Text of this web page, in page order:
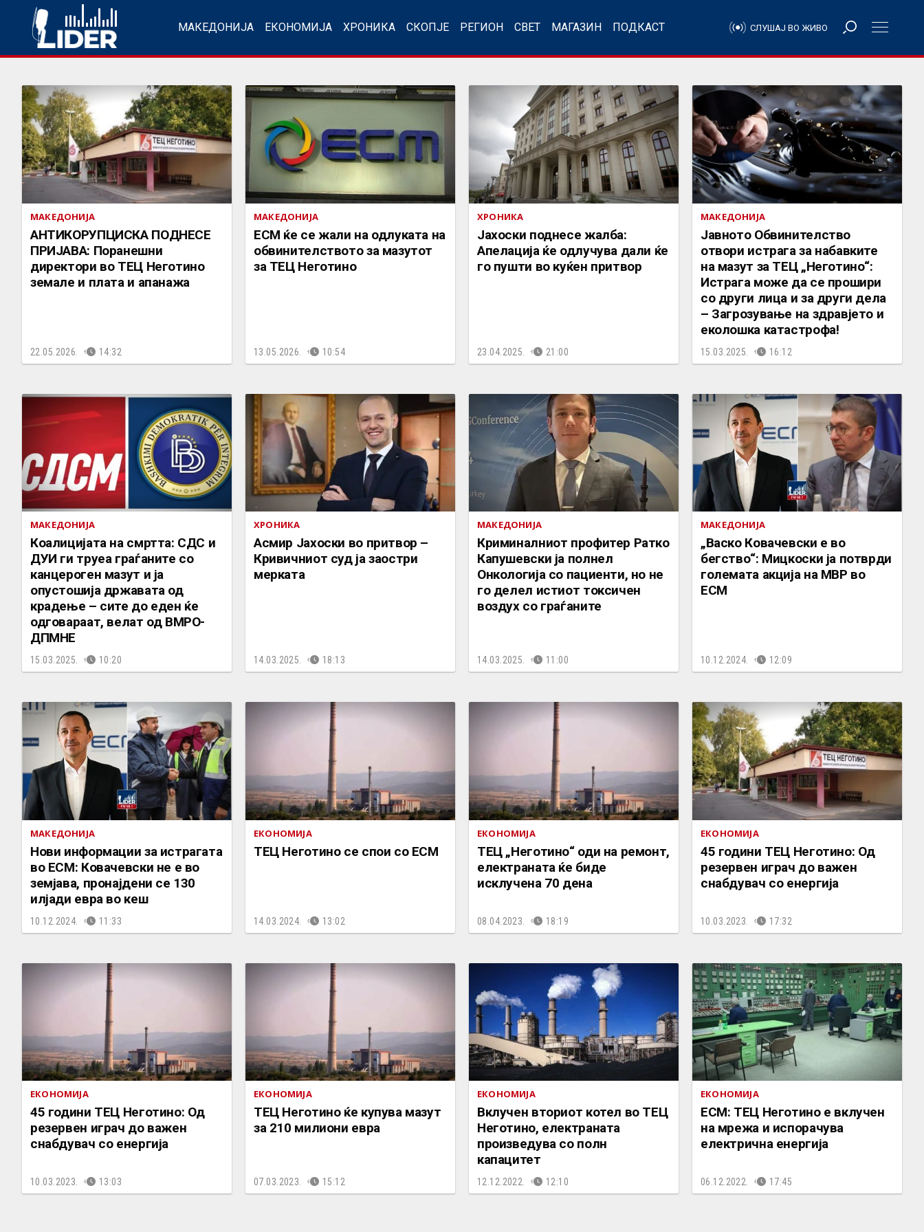
МАКЕДОНИЈА ЕКОНОМИЈА ХРОНИКА СКОПЈЕ РЕГИОН СВЕТ МАГАЗИН ПОДКАСТ СЛУШАЈ ВО ЖИВО
МАКЕДОНИЈА
АНТИКОРУПЦИСКА ПОДНЕСЕ
ПРИЈАВА: Поранешни
директори во ТЕЦ Неготино
земале и плата и апанажа
22.05.2026. 14:32
МАКЕДОНИЈА
ЕСМ ќе се жали на одлуката на
обвинителството за мазутот
за ТЕЦ Неготино
13.05.2026. 10:54
ХРОНИКА
Јахоски поднесе жалба:
Апелација ќе одлучува дали ќе
го пушти во куќен притвор
23.04.2025. 21:00
МАКЕДОНИЈА
Јавното Обвинителство
отвори истрага за набавките
на мазут за ТЕЦ „Неготино“:
Истрага може да се прошири
со други лица и за други дела
– Загрозување на здравјето и
еколошка катастрофа!
15.03.2025. 16:12
МАКЕДОНИЈА
Коалицијата на смртта: СДС и
ДУИ ги труеа граѓаните со
канцероген мазут и ја
опустошија државата од
крадење – сите до еден ќе
одговараат, велат од ВМРО-
ДПМНЕ
15.03.2025. 10:20
ХРОНИКА
Асмир Јахоски во притвор –
Кривичниот суд ја заостри
мерката
14.03.2025. 18:13
МАКЕДОНИЈА
Криминалниот профитер Ратко
Капушевски ја полнел
Онкологија со пациенти, но не
го делел истиот токсичен
воздух со граѓаните
14.03.2025. 11:00
МАКЕДОНИЈА
„Васко Ковачевски е во
бегство“: Мицкоски ја потврди
големата акција на МВР во
ЕСМ
10.12.2024. 12:09
МАКЕДОНИЈА
Нови информации за истрагата
во ЕСМ: Ковачевски не е во
земјава, пронајдени се 130
илјади евра во кеш
10.12.2024. 11:33
ЕКОНОМИЈА
ТЕЦ Неготино сe спои со ЕСМ
14.03.2024. 13:02
ЕКОНОМИЈА
ТЕЦ „Неготино“ оди на ремонт,
електраната ќе биде
исклучена 70 дена
08.04.2023. 18:19
ЕКОНОМИЈА
45 години ТЕЦ Неготино: Од
резервен играч до важен
снабдувач со енергија
10.03.2023. 17:32
ЕКОНОМИЈА
45 години ТЕЦ Неготино: Од
резервен играч до важен
снабдувач со енергија
10.03.2023. 13:03
ЕКОНОМИЈА
ТЕЦ Неготино ќе купува мазут
за 210 милиони евра
07.03.2023. 15:12
ЕКОНОМИЈА
Вклучен вториот котел во ТЕЦ
Неготино, електраната
произведува со полн
капацитет
12.12.2022. 12:10
ЕКОНОМИЈА
ЕСМ: ТЕЦ Неготино е вклучен
на мрежа и испорачува
електрична енергија
06.12.2022. 17:45